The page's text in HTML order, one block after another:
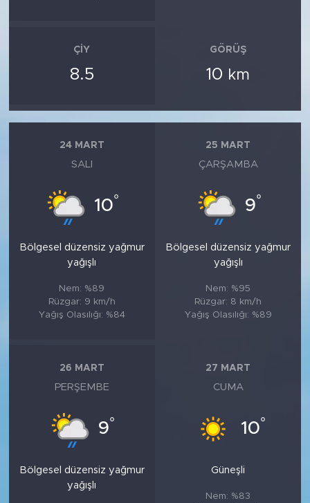
ÇIY
8.5
GÖRÜŞ
10 km
24 MART
SALI
10°
Bölgesel düzensiz yağmur
yağışlı
Nem: %89
Rüzgar: 9 km/h
Yağış Olasılığı: %84
25 MART
ÇARŞAMBA
9°
Bölgesel düzensiz yağmur
yağışlı
Nem: %95
Rüzgar: 8 km/h
Yağış Olasılığı: %89
26 MART
PERŞEMBE
9°
Bölgesel düzensiz yağmur
yağışlı
27 MART
CUMA
10°
Güneşli
Nem: %83